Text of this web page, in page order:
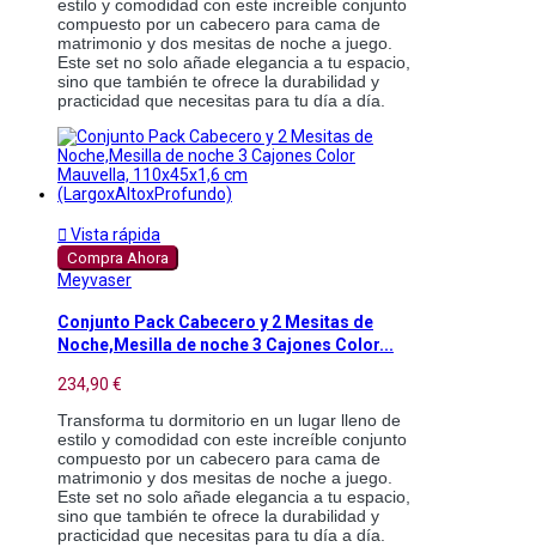
estilo y comodidad con este increíble conjunto
compuesto por un cabecero para cama de
matrimonio y dos mesitas de noche a juego.
Este set no solo añade elegancia a tu espacio,
sino que también te ofrece la durabilidad y
practicidad que necesitas para tu día a día.
 Vista rápida
Compra Ahora
Meyvaser
Conjunto Pack Cabecero y 2 Mesitas de
Noche,Mesilla de noche 3 Cajones Color...
234,90 €
Transforma tu dormitorio en un lugar lleno de
estilo y comodidad con este increíble conjunto
compuesto por un cabecero para cama de
matrimonio y dos mesitas de noche a juego.
Este set no solo añade elegancia a tu espacio,
sino que también te ofrece la durabilidad y
practicidad que necesitas para tu día a día.